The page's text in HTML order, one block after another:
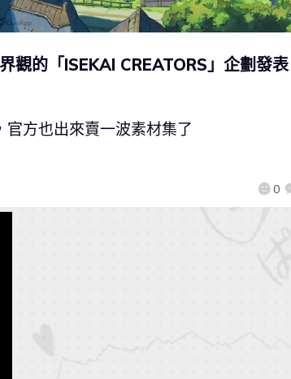
觀的「ISEKAI CREATORS」企劃發表
0
方也出來賣一波素材集了